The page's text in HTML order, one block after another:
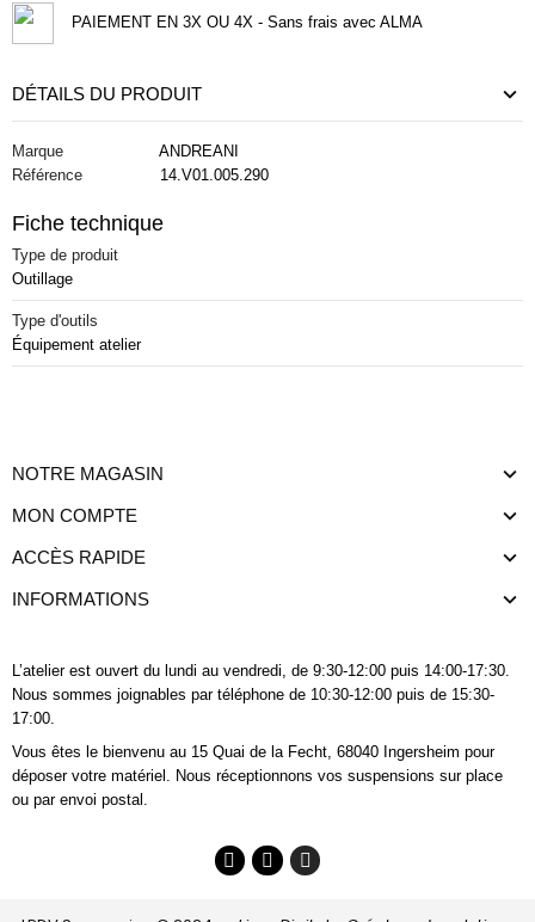
PAIEMENT EN 3X OU 4X - Sans frais avec ALMA
DÉTAILS DU PRODUIT
Marque
ANDREANI
Référence
14.V01.005.290
Fiche technique
Type de produit
Outillage
Type d'outils
Équipement atelier
NOTRE MAGASIN
MON COMPTE
ACCÈS RAPIDE
INFORMATIONS
L’atelier est ouvert du lundi au vendredi, de 9:30-12:00 puis 14:00-17:30.
Nous sommes joignables par téléphone de 10:30-12:00 puis de 15:30-
17:00.
Vous êtes le bienvenu au 15 Quai de la Fecht, 68040 Ingersheim pour
déposer votre matériel. Nous réceptionnons vos suspensions sur place
ou par envoi postal.